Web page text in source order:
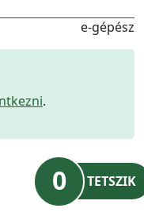
e-gépész
.
0 TETSZIK